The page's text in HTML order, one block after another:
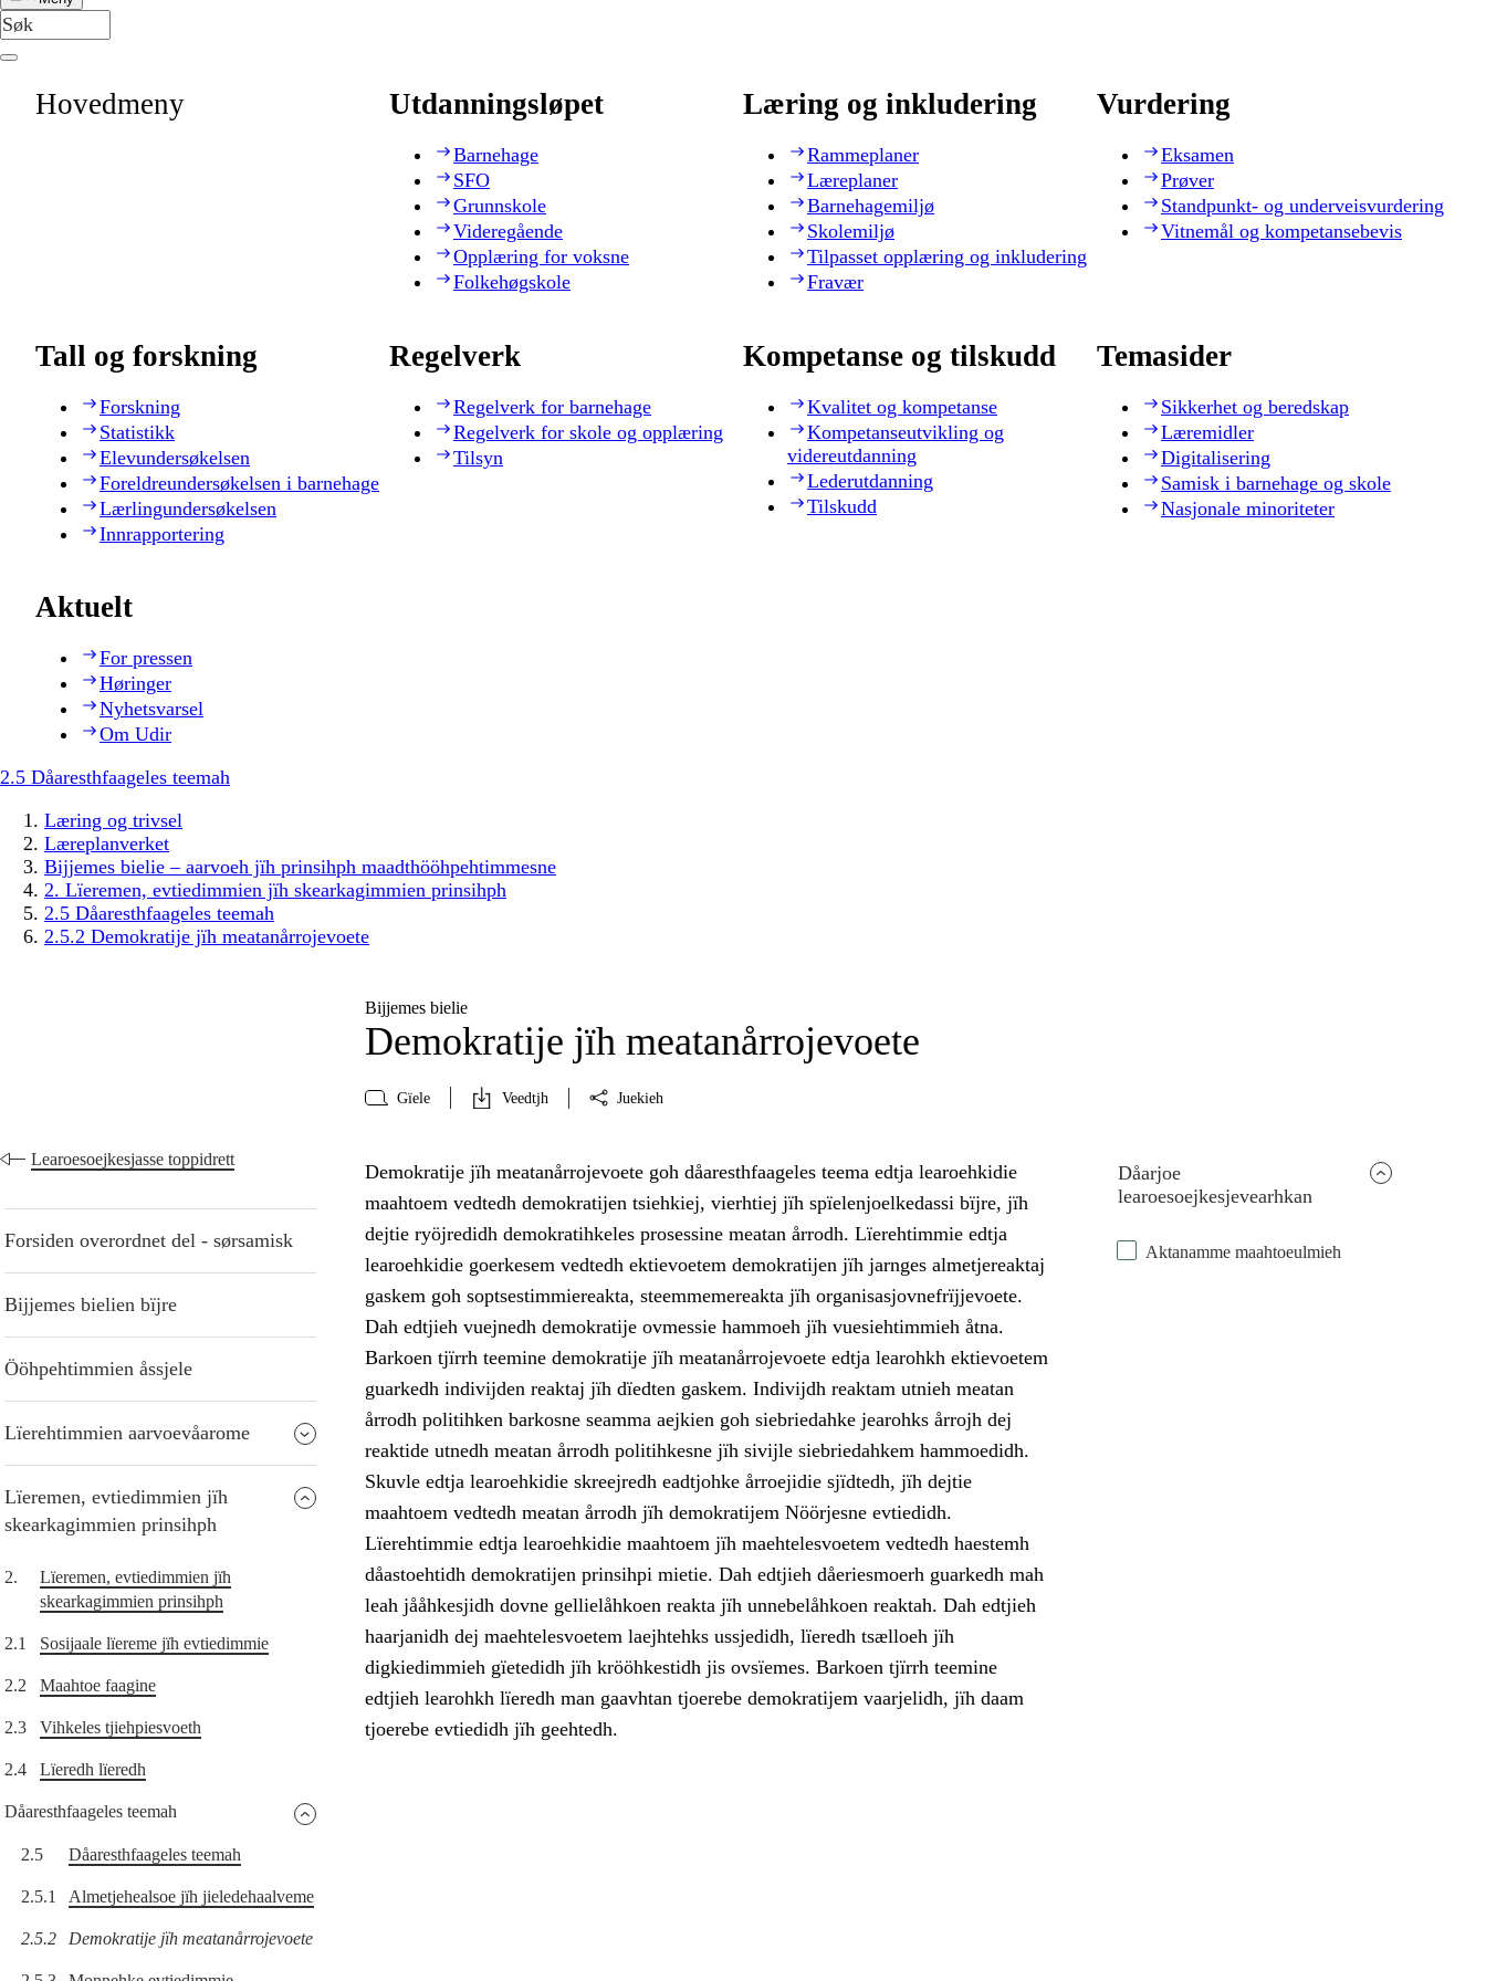
Hovedmeny Utdanningsløpet
Barnehage
SFO
Grunnskole
Videregående
Opplæring for voksne
Folkehøgskole
Læring og inkludering
Rammeplaner
Læreplaner
Barnehagemiljø
Skolemiljø
Tilpasset opplæring og inkludering
Fravær
Vurdering
Eksamen
Prøver
Standpunkt- og underveisvurdering
Vitnemål og kompetansebevis
Tall og forskning
Forskning
Statistikk
Elevundersøkelsen
Foreldreundersøkelsen i barnehage
Lærlingundersøkelsen
Innrapportering
Regelverk
Regelverk for barnehage
Regelverk for skole og opplæring
Tilsyn
Kompetanse og tilskudd
Kvalitet og kompetanse
Kompetanseutvikling og
videreutdanning
Lederutdanning
Tilskudd
Temasider
Sikkerhet og beredskap
Læremidler
Digitalisering
Samisk i barnehage og skole
Nasjonale minoriteter
Aktuelt
For pressen
Høringer
Nyhetsvarsel
Om Udir
2.5 Dåaresthfaageles teemah
Læring og trivsel
Læreplanverket
Bijjemes bielie – aarvoeh jïh prinsihph maadthööhpehtimmesne
2. Lïeremen, evtiedimmien jïh skearkagimmien prinsihph
2.5 Dåaresthfaageles teemah
2.5.2 Demokratije jïh meatanårrojevoete
Bijjemes bielie
Demokratije jïh meatanårrojevoete
Gïele Veedtjh Juekieh
Learoesoejkesjasse toppidrett
Forsiden overordnet del - sørsamisk
Bijjemes bielien bïjre
Ööhpehtimmien åssjele
Lïerehtimmien aarvoevåarome
Lïeremen, evtiedimmien jïh
skearkagimmien prinsihph
2.
Lïeremen, evtiedimmien jïh
skearkagimmien prinsihph
2.1 Sosijaale lïereme jïh evtiedimmie
2.2 Maahtoe faagine
2.3 Vihkeles tjiehpiesvoeth
2.4 Lïeredh lïeredh
Dåaresthfaageles teemah
2.5 Dåaresthfaageles teemah
2.5.1 Almetjehealsoe jïh jieledehaalveme
2.5.2 Demokratije jïh meatanårrojevoete
Dåarjoe
learoesoejkesjevearhkan
Aktanamme maahtoeulmieh
Demokratije jïh meatanårrojevoete goh dåaresthfaageles teema edtja learoehkidie
maahtoem vedtedh demokratijen tsiehkiej, vierhtiej jïh spïelenjoelkedassi bïjre, jïh
dejtie ryöjredidh demokratihkeles prosessine meatan årrodh. Lïerehtimmie edtja
learoehkidie goerkesem vedtedh ektievoetem demokratijen jïh jarnges almetjereaktaj
gaskem goh soptsestimmiereakta, steemmemereakta jïh organisasjovnefrïjjevoete.
Dah edtjieh vuejnedh demokratije ovmessie hammoeh jïh vuesiehtimmieh åtna.
Barkoen tjïrrh teemine demokratije jïh meatanårrojevoete edtja learohkh ektievoetem
guarkedh indivijden reaktaj jïh dïedten gaskem. Indivijdh reaktam utnieh meatan
årrodh politihken barkosne seamma aejkien goh siebriedahke jearohks årrojh dej
reaktide utnedh meatan årrodh politihkesne jïh sivijle siebriedahkem hammoedidh.
Skuvle edtja learoehkidie skreejredh eadtjohke årroejidie sjïdtedh, jïh dejtie
maahtoem vedtedh meatan årrodh jïh demokratijem Nöörjesne evtiedidh.
Lïerehtimmie edtja learoehkidie maahtoem jïh maehtelesvoetem vedtedh haestemh
dåastoehtidh demokratijen prinsihpi mietie. Dah edtjieh dåeriesmoerh guarkedh mah
leah jååhkesjidh dovne gellielåhkoen reakta jïh unnebelåhkoen reaktah. Dah edtjieh
haarjanidh dej maehtelesvoetem laejhtehks ussjedidh, lïeredh tsælloeh jïh
digkiedimmieh gïetedidh jïh krööhkestidh jis ovsïemes. Barkoen tjïrrh teemine
edtjieh learohkh lïeredh man gaavhtan tjoerebe demokratijem vaarjelidh, jïh daam
tjoerebe evtiedidh jïh geehtedh.